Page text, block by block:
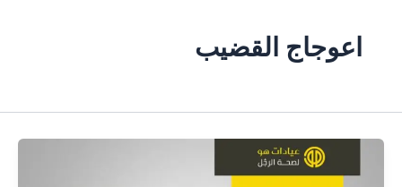
اعوجاج القضيب